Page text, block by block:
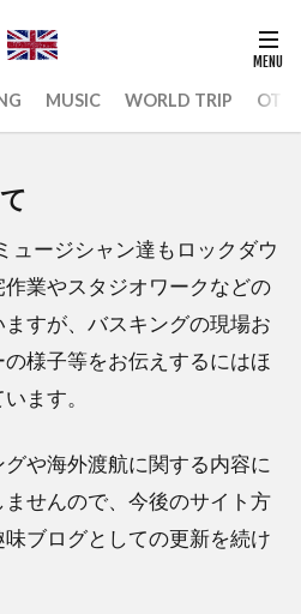
MUSIC WORLD TRIP
ュージシャン達もロックダウ
業やスタジオワークなどの
すが、バスキングの現場お
様子等をお伝えするにはほ
ます。
や海外渡航に関する内容に
せんので、今後のサイト方
ブログとしての更新を続け